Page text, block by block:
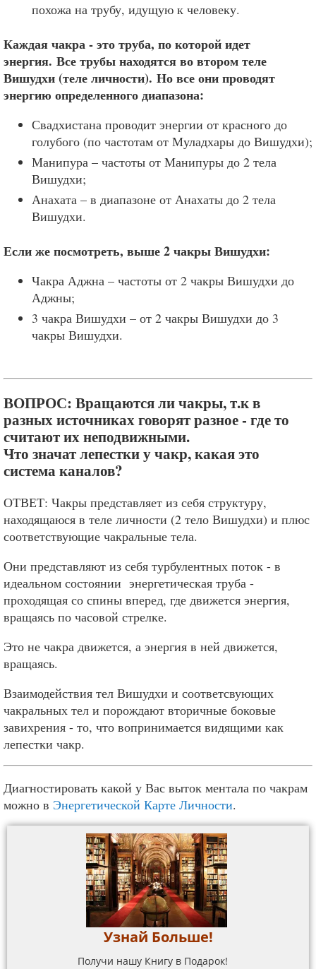
похожа на трубу, идущую к человеку.
Каждая чакра - это труба, по которой идет
энергия. Все трубы находятся во втором теле
Вишудхи (теле личности). Но все они проводят
энергию определенного диапазона:
Свадхистана проводит энергии от красного до
голубого (по частотам от Муладхары до Вишудхи);
Манипура – частоты от Манипуры до 2 тела
Вишудхи;
Анахата – в диапазоне от Анахаты до 2 тела
Вишудхи.
Если же посмотреть, выше 2 чакры Вишудхи:
Чакра Аджна – частоты от 2 чакры Вишудхи до
Аджны;
3 чакра Вишудхи – от 2 чакры Вишудхи до 3
чакры Вишудхи.
ВОПРОС: Вращаются ли чакры, т.к в
разных источниках говорят разное - где то
считают их неподвижными.
Что значат лепестки у чакр, какая это
система каналов?
ОТВЕТ: Чакры представляет из себя структуру,
находящаюся в теле личности (2 тело Вишудхи) и плюс
соответствующие чакральные тела.
Они представляют из себя турбулентных поток - в
идеальном состоянии энергетическая труба -
проходящая со спины вперед, где движется энергия,
вращаясь по часовой стрелке.
Это не чакра движется, а энергия в ней движется,
вращаясь.
Взаимодействия тел Вишудхи и соответсвующих
чакральных тел и порождают вторичные боковые
завихрения - то, что вопринимается видящими как
лепестки чакр.
Диагностировать какой у Вас выток ментала по чакрам
можно в Энергетической Карте Личности.
Узнай Больше!
Получи нашу Книгу в Подарок!